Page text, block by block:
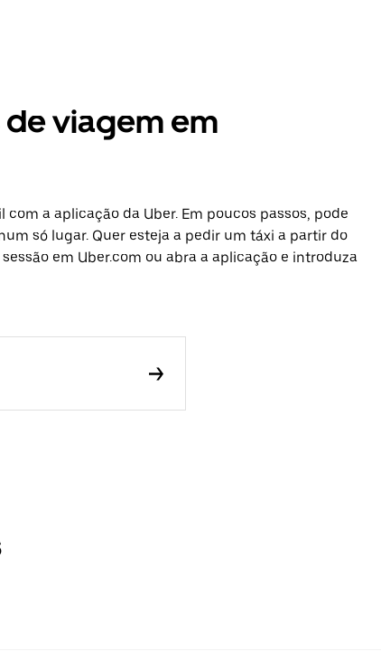
viagem em
a aplicação da Uber. Em poucos passos, pode
só lugar. Quer esteja a pedir um táxi a partir do
em Uber.com ou abra a aplicação e introduza